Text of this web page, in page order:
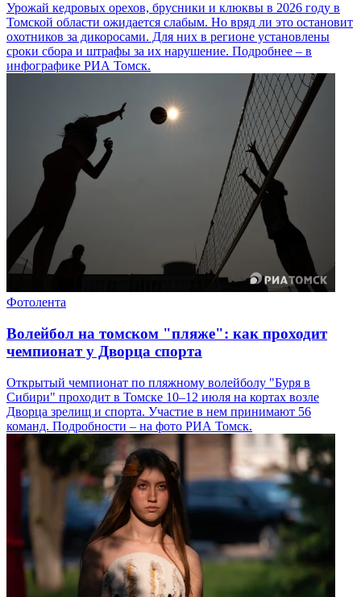
Урожай кедровых орехов, брусники и клюквы в 2026 году в
Томской области ожидается слабым. Но вряд ли это остановит
охотников за дикоросами. Для них в регионе установлены
сроки сбора и штрафы за их нарушение. Подробнее – в
инфографике РИА Томск.
Фотолента
Волейбол на томском "пляже": как проходит
чемпионат у Дворца спорта
Открытый чемпионат по пляжному волейболу "Буря в
Сибири" проходит в Томске 10–12 июля на кортах возле
Дворца зрелищ и спорта. Участие в нем принимают 56
команд. Подробности – на фото РИА Томск.